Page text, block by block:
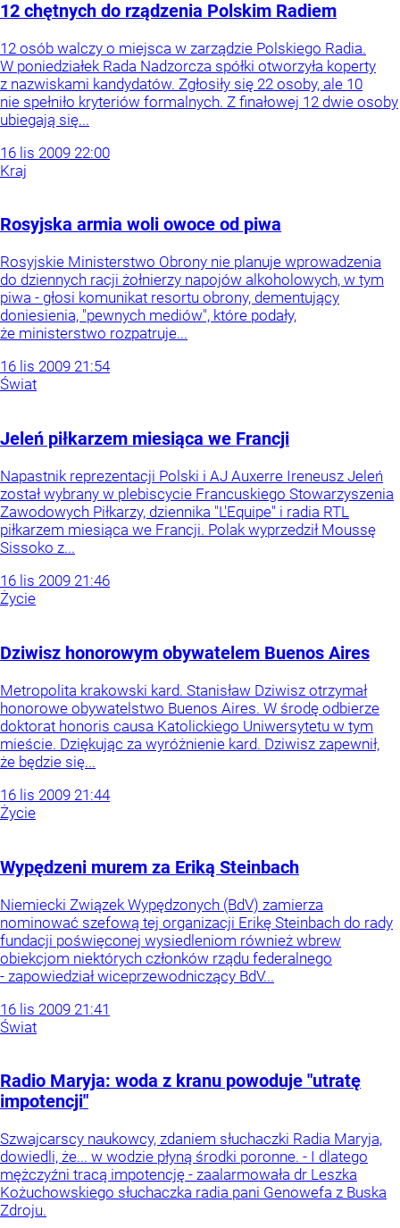
12 chętnych do rządzenia Polskim Radiem
12 osób walczy o miejsca w zarządzie Polskiego Radia.
W poniedziałek Rada Nadzorcza spółki otworzyła koperty
z nazwiskami kandydatów. Zgłosiły się 22 osoby, ale 10
nie spełniło kryteriów formalnych. Z finałowej 12 dwie osoby
ubiegają się...
16 lis 2009 22:00
Kraj
Rosyjska armia woli owoce od piwa
Rosyjskie Ministerstwo Obrony nie planuje wprowadzenia
do dziennych racji żołnierzy napojów alkoholowych, w tym
piwa - głosi komunikat resortu obrony, dementujący
doniesienia, "pewnych mediów", które podały,
że ministerstwo rozpatruje...
16 lis 2009 21:54
Świat
Jeleń piłkarzem miesiąca we Francji
Napastnik reprezentacji Polski i AJ Auxerre Ireneusz Jeleń
został wybrany w plebiscycie Francuskiego Stowarzyszenia
Zawodowych Piłkarzy, dziennika "L'Equipe" i radia RTL
piłkarzem miesiąca we Francji. Polak wyprzedził Moussę
Sissoko z...
16 lis 2009 21:46
Życie
Dziwisz honorowym obywatelem Buenos Aires
Metropolita krakowski kard. Stanisław Dziwisz otrzymał
honorowe obywatelstwo Buenos Aires. W środę odbierze
doktorat honoris causa Katolickiego Uniwersytetu w tym
mieście. Dziękując za wyróżnienie kard. Dziwisz zapewnił,
że będzie się...
16 lis 2009 21:44
Życie
Wypędzeni murem za Eriką Steinbach
Niemiecki Związek Wypędzonych (BdV) zamierza
nominować szefową tej organizacji Erikę Steinbach do rady
fundacji poświęconej wysiedleniom również wbrew
obiekcjom niektórych członków rządu federalnego
- zapowiedział wiceprzewodniczący BdV...
16 lis 2009 21:41
Świat
Radio Maryja: woda z kranu powoduje "utratę
impotencji"
Szwajcarscy naukowcy, zdaniem słuchaczki Radia Maryja,
dowiedli, że... w wodzie płyną środki poronne. - I dlatego
mężczyźni tracą impotencję - zaalarmowała dr Leszka
Kożuchowskiego słuchaczka radia pani Genowefa z Buska
Zdroju.